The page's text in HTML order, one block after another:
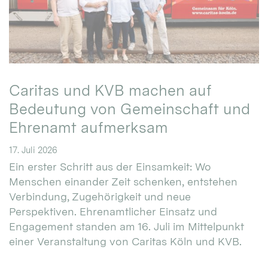
Caritas und KVB machen auf
Bedeutung von Gemeinschaft und
Ehrenamt aufmerksam
17. Juli 2026
Ein erster Schritt aus der Einsamkeit: Wo
Menschen einander Zeit schenken, entstehen
Verbindung, Zugehörigkeit und neue
Perspektiven. Ehrenamtlicher Einsatz und
Engagement standen am 16. Juli im Mittelpunkt
einer Veranstaltung von Caritas Köln und KVB.